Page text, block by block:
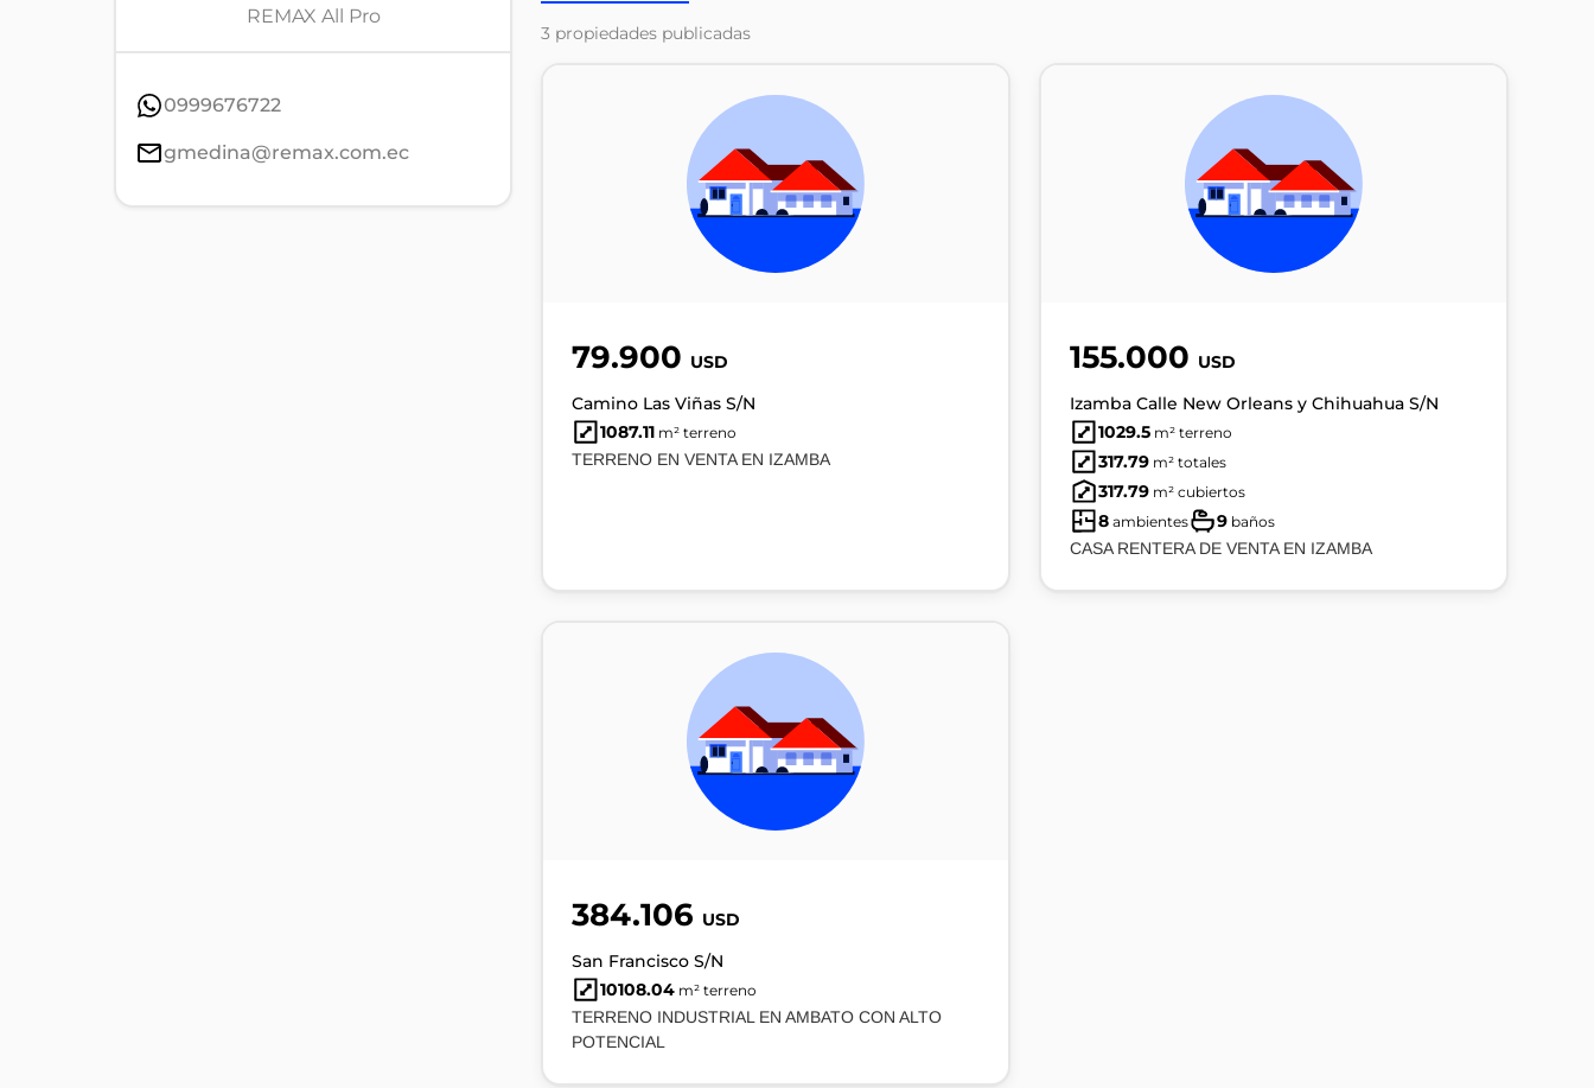
REMAX All Pro
0999676722
gmedina@remax.com.ec
3 propiedades publicadas
79.900 USD
Camino Las Viñas S/N
1087.11 m² terreno
TERRENO EN VENTA EN IZAMBA
155.000 USD
Izamba Calle New Orleans y Chihuahua S/N
1029.5 m² terreno
317.79 m² totales
317.79 m² cubiertos
8 ambientes 9 baños
CASA RENTERA DE VENTA EN IZAMBA
384.106 USD
San Francisco S/N
10108.04 m² terreno
TERRENO INDUSTRIAL EN AMBATO CON ALTO
POTENCIAL